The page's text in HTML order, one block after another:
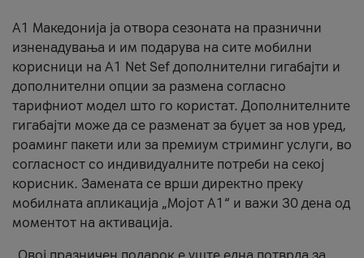
А1 Македонија ја отвора сезоната на празнични
изненадувања и им подарува на сите мобилни
корисници на A1 Net Sef дополнителни гигабајти и
дополнителни опции за размена согласно
тарифниот модел што го користат. Дополнителните
гигабајти може да се разменат за буџет за нов уред,
роаминг пакети или за премиум стриминг услуги, во
согласност со индивидуалните потреби на секој
корисник. Замената се врши директно преку
мобилната апликација „Мојот А1“ и важи 30 дена од
моментот на активација.